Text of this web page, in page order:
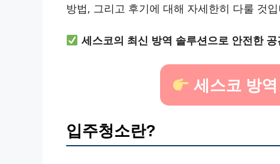
방법, 그리고 후기에 대해 자세한히 다룰 것
세스코의 최신 방역 솔루션으로 안전한
세스코 방
입주청소란?